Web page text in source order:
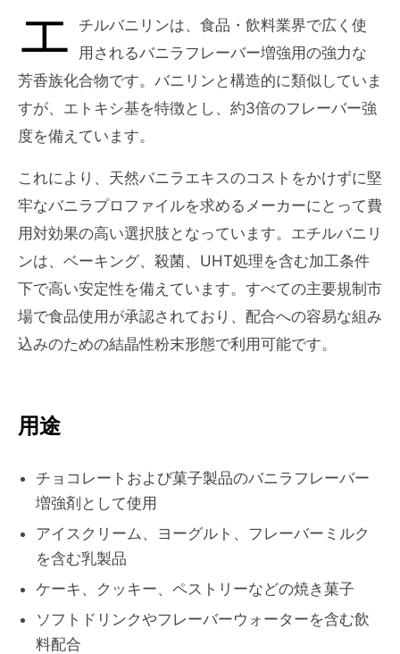
エ
チルバニリンは、食品・飲料業界で広く使
用されるバニラフレーバー増強用の強力な
芳香族化合物です。バニリンと構造的に類似していま
すが、エトキシ基を特徴とし、約3倍のフレーバー強
度を備えています。
これにより、天然バニラエキスのコストをかけずに堅
牢なバニラプロファイルを求めるメーカーにとって費
用対効果の高い選択肢となっています。エチルバニリ
ンは、ベーキング、殺菌、UHT処理を含む加工条件
下で高い安定性を備えています。すべての主要規制市
場で食品使用が承認されており、配合への容易な組み
込みのための結晶性粉末形態で利用可能です。
用途
チョコレートおよび菓子製品のバニラフレーバー
増強剤として使用
アイスクリーム、ヨーグルト、フレーバーミルク
を含む乳製品
ケーキ、クッキー、ペストリーなどの焼き菓子
ソフトドリンクやフレーバーウォーターを含む飲
料配合